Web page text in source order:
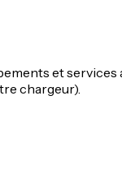
et
chargeur).